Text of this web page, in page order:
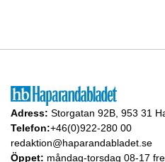
Adress: Storgatan 92B, 953 31
Telefon:+46(0)922-280 00
redaktion@haparandabladet.se
Öppet: måndag-torsdag 08-17